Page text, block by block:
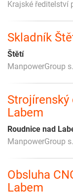
Krajské ředitelství
Skladník
Štětí
ManpowerGroup
Strojírenský
Labem
Roudnice nad
ManpowerGroup
Obsluha
Labem